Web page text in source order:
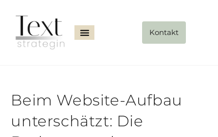
Kontakt
Beim Website-Aufbau
unterschätzt: Die